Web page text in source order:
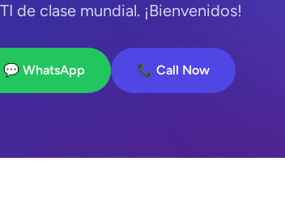
de clase mundial. ¡Bienvenidos!
💬 WhatsApp 📞 Call Now